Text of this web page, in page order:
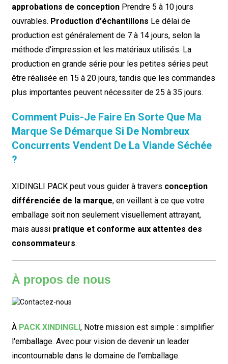
approbations de conceptionPrendre 5 à 10 jours
ouvrables. Production d'échantillons Le délai de
production est généralement de 7 à 14 jours, selon la
méthode d'impression et les matériaux utilisés. La
production en grande série pour les petites séries peut
être réalisée en 15 à 20 jours, tandis que les commandes
plus importantes peuvent nécessiter de 25 à 35 jours.
Comment Puis-Je Faire En Sorte Que Ma
Marque Se Démarque Si De Nombreux
Concurrents Vendent De La Viande Séchée
?
XIDINGLI PACK peut vous guider à travers conception
différenciée de la marque, en veillant à ce que votre
emballage soit non seulement visuellement attrayant,
mais aussi pratique et conforme aux attentes des
consommateurs.
À propos de nous
À PACK XINDINGLI, Notre mission est simple : simplifier
l'emballage. Avec pour vision de devenir un leader
incontournable dans le domaine de l'emballage.